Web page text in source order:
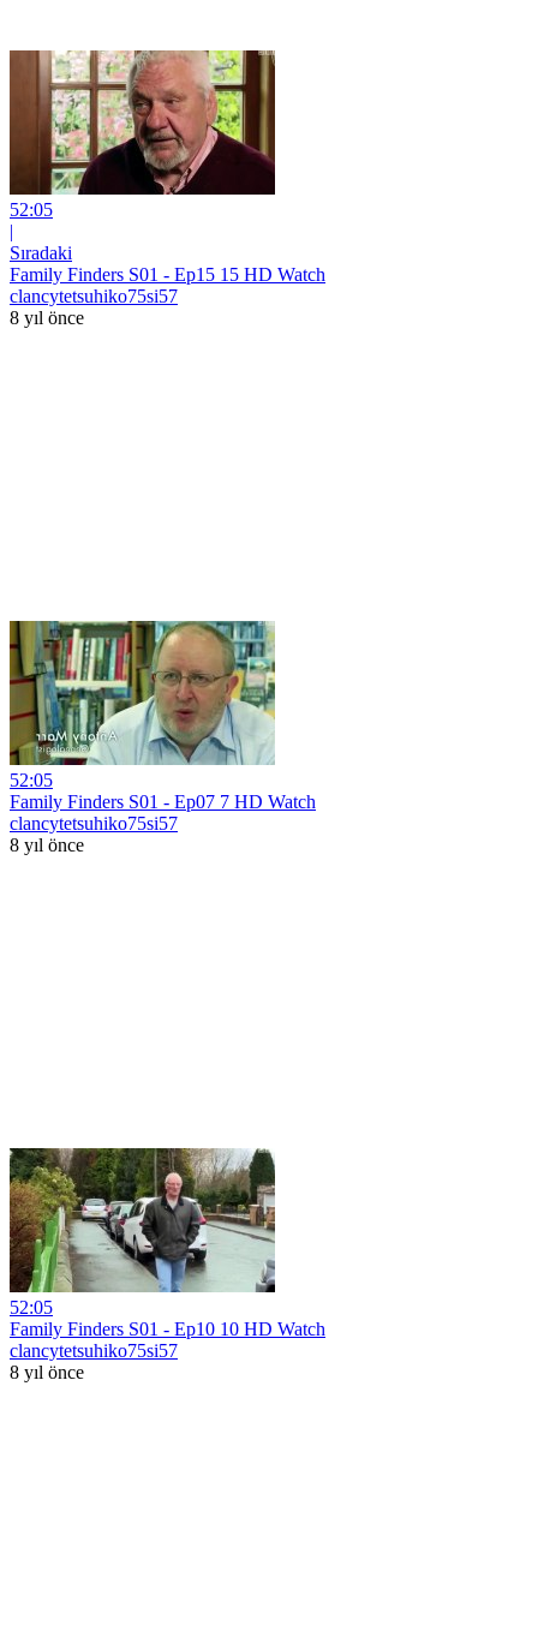
52:05
|
Sıradaki
Family Finders S01 - Ep15 15 HD Watch
clancytetsuhiko75si57
8 yıl önce
52:05
Family Finders S01 - Ep07 7 HD Watch
clancytetsuhiko75si57
8 yıl önce
52:05
Family Finders S01 - Ep10 10 HD Watch
clancytetsuhiko75si57
8 yıl önce